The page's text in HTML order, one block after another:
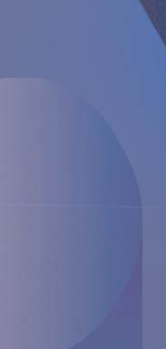
att skapa ett
och stöds av
Implantica fokuserar
utvecklat en bred,
delvis bygger på två
hälsoplattform som är
spektrum av
kroppen och
en trådlös
fjärrstyrda implantat
är noterat på Nasdaq
(ticker: IMP A SDB).
RefluxStop är en ny
potential till ett
uppstötningar. Dess
fullständigt från